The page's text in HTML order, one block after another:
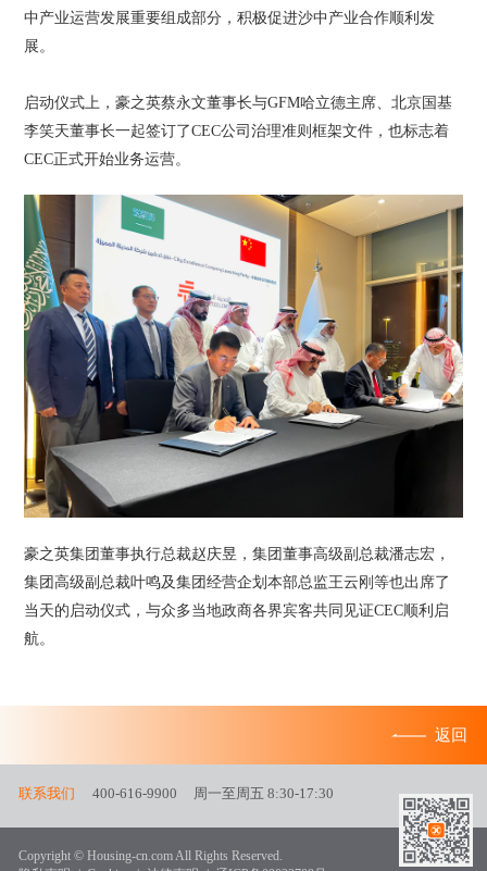
中产业运营发展重要组成部分，积极促进沙中产业合作顺利发
展。
启动仪式上，豪之英蔡永文董事长与GFM哈立德主席、北京国基
李笑天董事长一起签订了CEC公司治理准则框架文件，也标志着
CEC正式开始业务运营。
豪之英集团董事执行总裁赵庆昱，集团董事高级副总裁潘志宏，
集团高级副总裁叶鸣及集团经营企划本部总监王云刚等也出席了
当天的启动仪式，与众多当地政商各界宾客共同见证CEC顺利启
航。
返回
联系我们 400-616-9900 周一至周五 8:30-17:30
Copyright © Housing-cn.com All Rights Reserved.